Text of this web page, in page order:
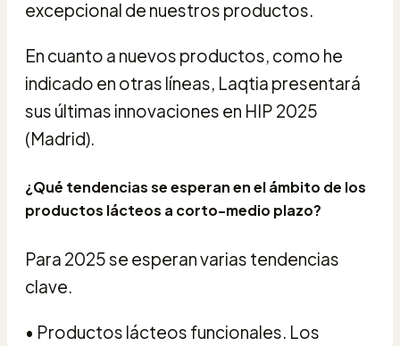
excepcional de nuestros productos.
En cuanto a nuevos productos, como he
indicado en otras líneas, Laqtia presentará
sus últimas innovaciones en HIP 2025
(Madrid).
¿Qué tendencias se esperan en el ámbito de los
productos lácteos a corto-medio plazo?
Para 2025 se esperan varias tendencias
clave.
• Productos lácteos funcionales. Los